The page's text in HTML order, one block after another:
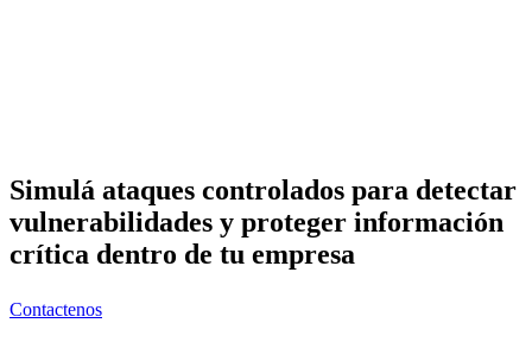
Simulá ataques controlados para detectar
vulnerabilidades y proteger información
crítica dentro de tu empresa
Contactenos